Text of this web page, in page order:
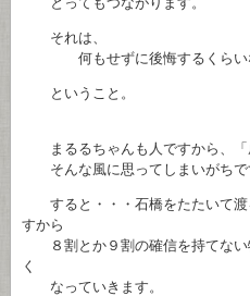
それは、
何もせずに後悔するくらいな
ということ。
まるるちゃんも人ですから、「
そんな風に思ってしまいがちで
すると・・・石橋をたたいて渡
すから
８割とか９割の確信を持てない
く
なっていきます。